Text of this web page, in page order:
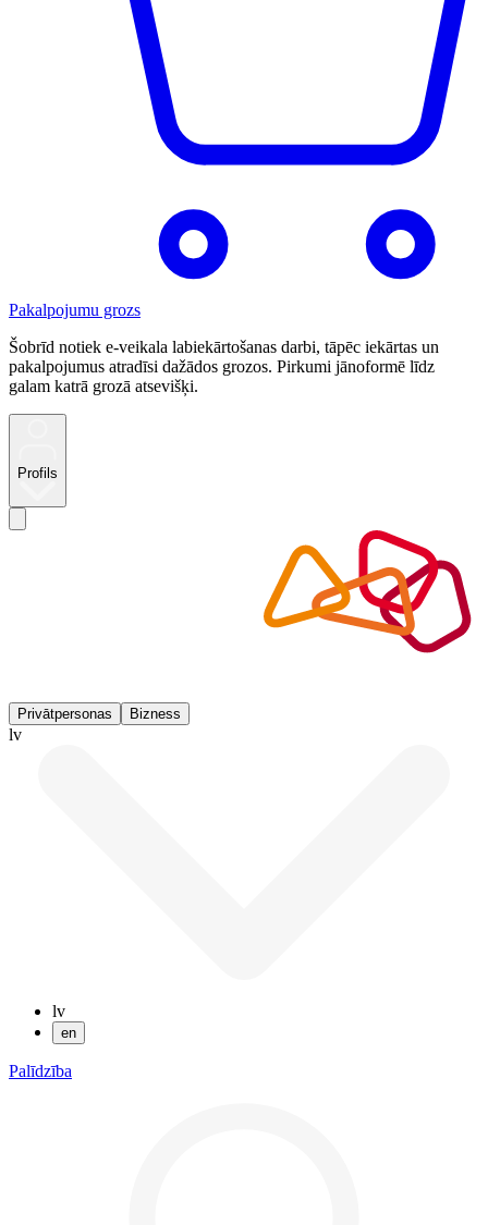
Pakalpojumu grozs
Šobrīd notiek e-veikala labiekārtošanas darbi, tāpēc iekārtas un
pakalpojumus atradīsi dažādos grozos. Pirkumi jānoformē līdz
galam katrā grozā atsevišķi.
Profils
Privātpersonas Bizness
lv
lv
en
Palīdzība